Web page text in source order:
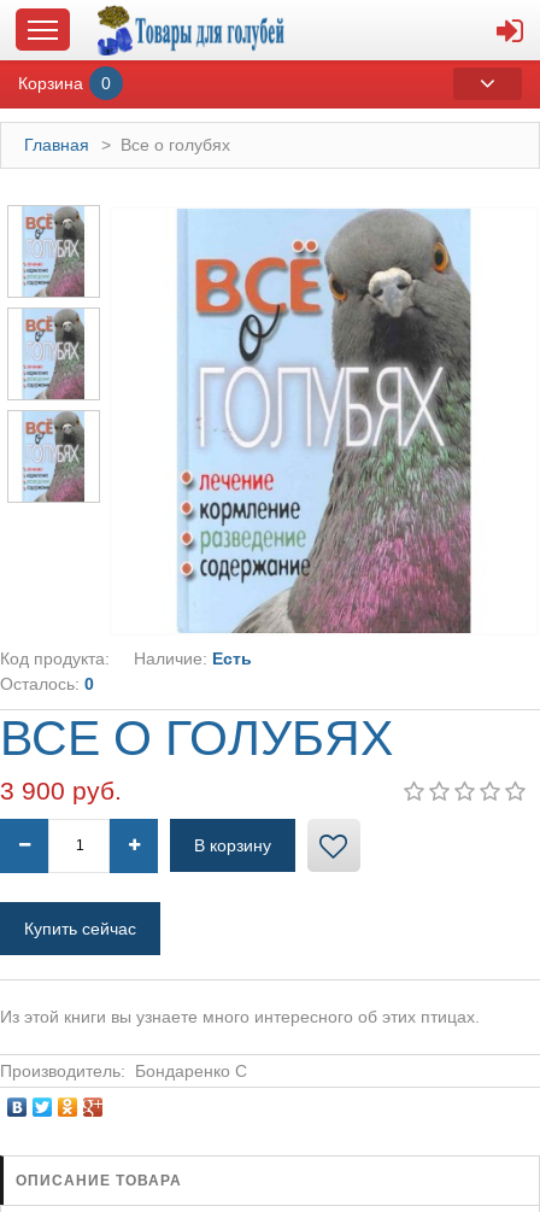
ГЛАВНАЯ
О МАГАЗИНЕ
ОПЛАТА И ДОСТАВКА
КОНТАКТЫ
КАТАЛОГ
СУВЕНИРЫ С ГОЛУБЯМИ
МАРКЕРОВОЧНЫЕ КОЛЬЦА
ПОИЛКИ ДЛЯ ГОЛУБЕЙ
ГНЕЗДА ДЛЯ ГОЛУБЕЙ
НАСЕСТЫ ДЛЯ ГОЛУБЕЙ
КЛЕТКИ ДЛЯ ГОЛУБЕЙ
МИНЕРАЛЬНАЯ ДОБАВКА
СРЕДСТВА ДЛЯ ДЕЗИНФЕКЦИЙ, ОТ
ЗАЩИТА ОТ ХИЩНИКОВ
КНИГИ О ГОЛУБЯХ
Корзина 0
Главная > Все о голубях
Код продукта: Наличие: Есть
Осталось: 0
ВСЕ О ГОЛУБЯХ
3 900 руб.
Купить сейчас
Из этой книги вы узнаете много интересного об этих птицах.
Производитель: Бондаренко С
ОПИСАНИЕ ТОВАРА